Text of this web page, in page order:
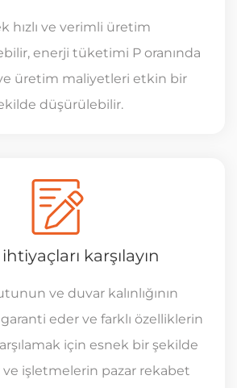
hızlı ve verimli üretim
enerji tüketimi P oranında
üretim maliyetleri etkin bir
düşürülebilir.
ihtiyaçları karşılayın
ve duvar kalınlığının
eder ve farklı özelliklerin
için esnek bir şekilde
ve işletmelerin pazar rekabet